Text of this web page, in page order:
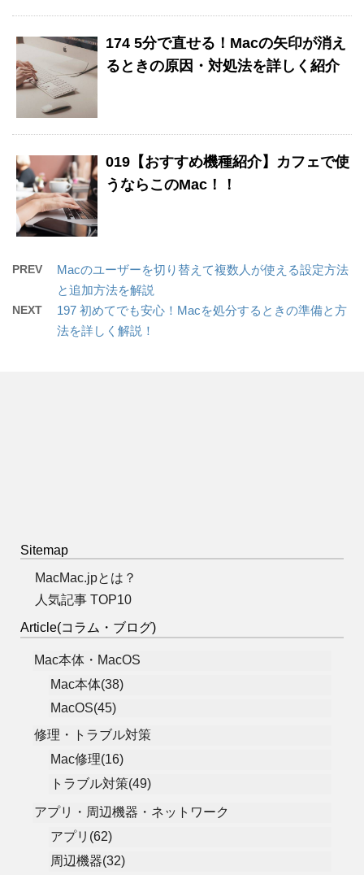
174 5分で直せる！Macの矢印が消え
るときの原因・対処法を詳しく紹介
019【おすすめ機種紹介】カフェで使
うならこのMac！！
PREV
Macのユーザーを切り替えて複数人が使える設定方法
と追加方法を解説
NEXT
197 初めてでも安心！Macを処分するときの準備と方
法を詳しく解説！
Sitemap
MacMac.jpとは？
人気記事 TOP10
Article(コラム・ブログ)
Mac本体・MacOS
Mac本体(38)
MacOS(45)
修理・トラブル対策
Mac修理(16)
トラブル対策(49)
アプリ・周辺機器・ネットワーク
アプリ(62)
周辺機器(32)